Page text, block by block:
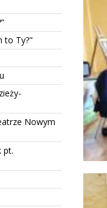
to Ty?"
Nowym
pt.